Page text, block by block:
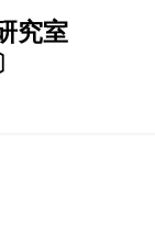
究室